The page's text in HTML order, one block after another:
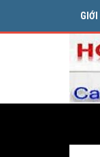
GIỚI